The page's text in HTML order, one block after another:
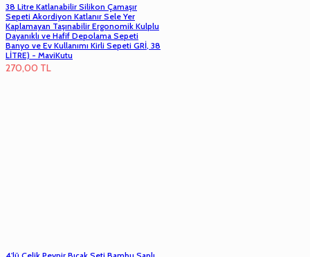
38 Litre Katlanabilir Silikon Çamaşır
Sepeti Akordiyon Katlanır Sele Yer
Kaplamayan Taşınabilir Ergonomik Kulplu
Dayanıklı ve Hafif Depolama Sepeti
Banyo ve Ev Kullanımı Kirli Sepeti GRİ, 38
LİTRE) - MaviKutu
270,00 TL